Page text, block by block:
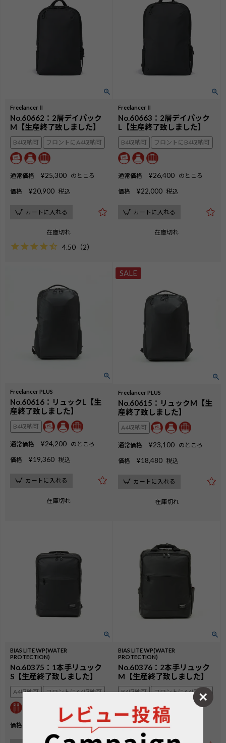
FreelancerⅡ
No.60662：2層デイパック
M【生産終了致しました】
B4収納可 フロントにA4収納可
通常価格 ¥25,300 のところ
価格 ¥20,900 税込
カートに入れる
在庫切れ
4.50 （2）
FreelancerⅡ
No.60663：2層デイパック
L【生産終了致しました】
B4収納可 フロントにB4収納可
通常価格 ¥26,400 のところ
価格 ¥22,000 税込
カートに入れる
在庫切れ
Freelancer PLUS
No.60616：リュックL【生
産終了致しました】
B4収納可
通常価格 ¥24,200 のところ
価格 ¥19,360 税込
カートに入れる
在庫切れ
Freelancer PLUS
No.60615：リュックM【生
産終了致しました】
A4収納可
SALE
通常価格 ¥23,100 のところ
価格 ¥18,480 税込
カートに入れる
在庫切れ
BIAS LITE WP(WATER
PROTECTION)
No.60375：1本手リュック
S【生産終了致しました】
A4収納可 フロントにA4収納可
価格 税込
BIAS LITE WP(WATER
PROTECTION)
No.60376：2本手リュック
M【生産終了致しました】
B4収納可 フロントにA4収納可
価格 ¥25,300 税込